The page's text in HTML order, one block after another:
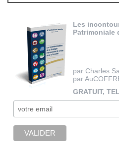
Les
Patrimoniale
par Charles
par
GRATUIT,